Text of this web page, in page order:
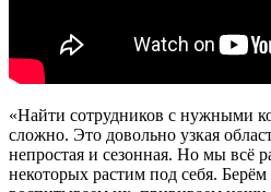
«Найти сотрудников с нужными
сложно. Это довольно узкая
непростая и сезонная. Но мы всё
некоторых растим под себя.